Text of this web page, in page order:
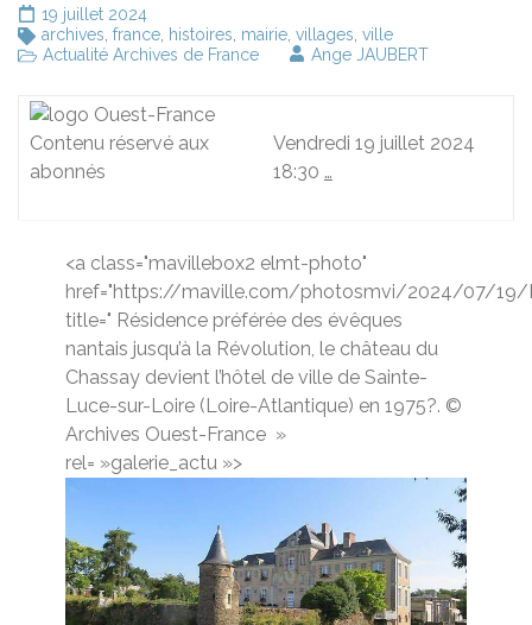
19 juillet 2024
archives france histoires mairie villages ville
Actualité Archives de France
Ange JAUBERT
Contenu réservé aux
abonnés
Vendredi 19 juillet 2024
18:30 …
<a class="mavillebox2 elmt-photo"
href="https://maville.com/photosmvi/2024/07/19/
title=" Résidence préférée des évêques
nantais jusqu’à la Révolution, le château du
Chassay devient l’hôtel de ville de Sainte-
Luce-sur-Loire (Loire-Atlantique) en 1975?. ©
Archives Ouest-France »
rel= »galerie_actu »>